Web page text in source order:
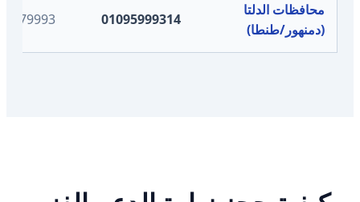
محافظات الدلتا
(دمنهور/طنطا)
01095999314